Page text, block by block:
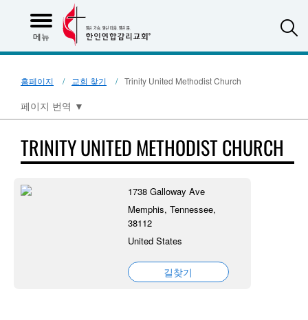
메뉴
홈페이지 교회 찾기 Trinity United Methodist Church
페이지 번역 ▼
TRINITY UNITED METHODIST CHURCH
1738 Galloway Ave
Memphis, Tennessee,
38112
United States
길찾기